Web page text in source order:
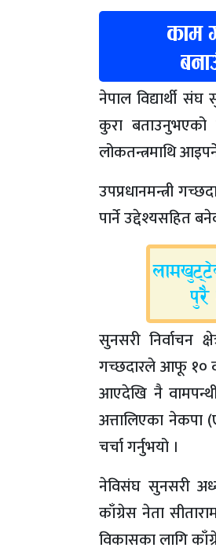
नेपाल विद्यार्थी
कुरा
लोकतन्त्रमाथि
उपप्रधानमन्त्री
पार्ने उद्देश्यसहित
सुनसरी निर्वाचन
गच्छदारले आफू १०
आएदेखि नै
अत्तालिएका नेकपा
चर्चा गर्नुभयो ।
नेविसंघ सुनसरी
काँग्रेस नेता
विकासका लागि